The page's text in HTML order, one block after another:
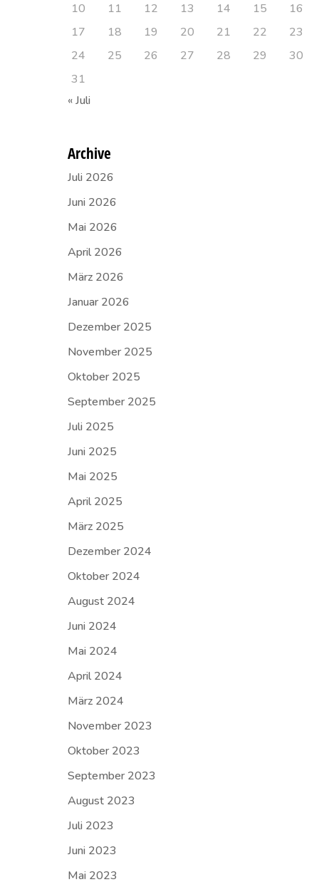
10
11 12 13 14 15
16
17
18 19 20 21 22
23
24
25 26 27 28 29
30
31
« Juli
Archive
Juli 2026
Juni 2026
Mai 2026
April 2026
März 2026
Januar 2026
Dezember 2025
November 2025
Oktober 2025
September 2025
Juli 2025
Juni 2025
Mai 2025
April 2025
März 2025
Dezember 2024
Oktober 2024
August 2024
Juni 2024
Mai 2024
April 2024
März 2024
November 2023
Oktober 2023
September 2023
August 2023
Juli 2023
Juni 2023
Mai 2023